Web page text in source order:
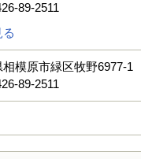
89-2511
模原市緑区牧野6977-1
89-2511